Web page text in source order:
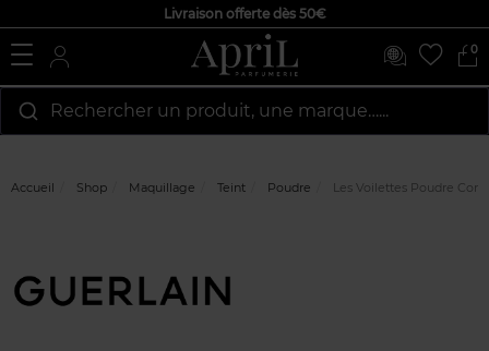
Livraison offerte dès 50€
0
Rechercher un produit, une marque…...
Accueil Shop Maquillage Teint Poudre Les Voilettes Poudre